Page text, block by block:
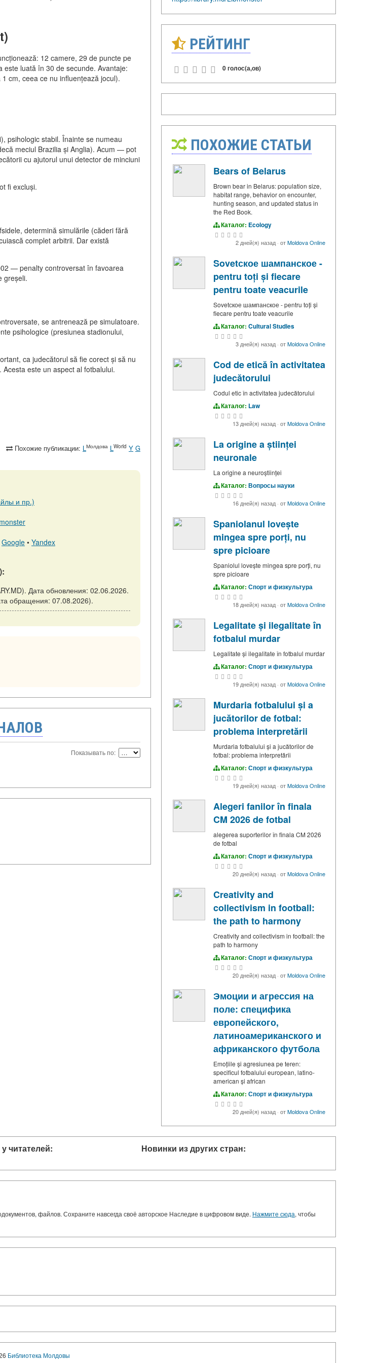
12 camere, 29 de puncte pe
este luată în 30 de secunde. Avantaje:
cm, ceea ce nu influențează jocul).
psihologic stabil. Înainte se numeau
meciul Brazilia și Anglia). Acum — pot
cu ajutorul unui detector de minciuni
fi excluși.
determină simulările (căderi fără
complet arbitrii. Dar există
— penalty controversat în favoarea
greșeli.
se antrenează pe simulatoare.
psihologice (presiunea stadionului,
ca judecătorul să fie corect și să nu
este un aspect al fotbalului.
Похожие публикации: LМолдова LWorld Y G
и пр.)
Google • Yandex
Дата обновления: 02.06.2026.
обращения: 07.08.2026).
Показывать по:
РЕЙТИНГ
0 голос(а,ов)
ПОХОЖИЕ СТАТЬИ
Bears of Belarus
Brown bear in Belarus: population size,
habitat range, behavior on encounter,
hunting season, and updated status in
the Red Book.
Каталог: Ecology
2 дней(я) назад · отMoldova Online
Sovetское шампанское -
pentru toți și fiecare
pentru toate veacurile
Sovetское шампанское - pentru toți și
fiecare pentru toate veacurile
Каталог: Cultural Studies
3 дней(я) назад · отMoldova Online
Cod de etică în activitatea
judecătorului
Codul etic în activitatea judecătorului
Каталог: Law
13 дней(я) назад · отMoldova Online
La origine a științei
neuronale
La origine a neuroștiinței
Каталог: Вопросы науки
16 дней(я) назад · отMoldova Online
Spaniolanul lovește
mingea spre porți, nu
spre picioare
Spaniolul lovește mingea spre porți, nu
spre picioare
Каталог: Спорт и физкультура
18 дней(я) назад · отMoldova Online
Legalitate și ilegalitate în
fotbalul murdar
Legalitate și ilegalitate în fotbalul murdar
Каталог: Спорт и физкультура
19 дней(я) назад · отMoldova Online
Murdaria fotbalului și a
jucătorilor de fotbal:
problema interpretării
Murdaria fotbalului și a jucătorilor de
fotbal: problema interpretării
Каталог: Спорт и физкультура
19 дней(я) назад · отMoldova Online
Alegeri fanilor în finala
CM 2026 de fotbal
alegerea suporterilor în finala CM 2026
de fotbal
Каталог: Спорт и физкультура
20 дней(я) назад · отMoldova Online
Creativity and
collectivism in football:
the path to harmony
Creativity and collectivism in football: the
path to harmony
Каталог: Спорт и физкультура
20 дней(я) назад · отMoldova Online
Эмоции и агрессия на
поле: специфика
европейского,
латиноамериканского и
африканского футбола
Emoțiile și agresiunea pe teren:
specificul fotbalului european, latino-
american și african
Каталог: Спорт и физкультура
20 дней(я) назад · отMoldova Online
читателей: Новинки из других стран:
файлов. Сохраните навсегда своё авторское Наследие в цифровом виде. Нажмите сюда, чтобы
Библиотека Молдовы